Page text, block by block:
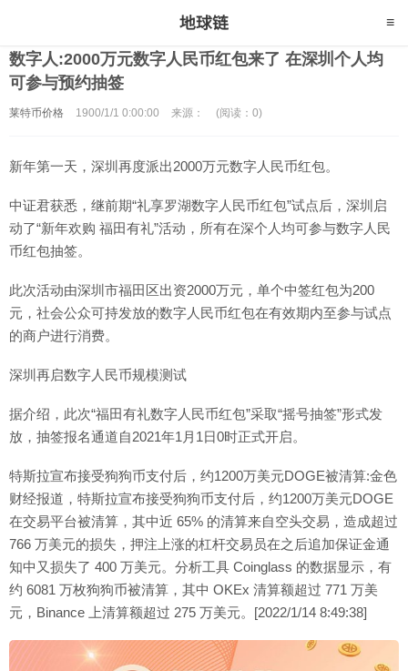
数字人:2000万元数字人民币红包来了 在深圳个人均
可参与预约抽签
莱特币价格 1900/1/1 0:00:00 来源： (阅读：0)
新年第一天，深圳再度派出2000万元数字人民币红包。
中证君获悉，继前期“礼享罗湖数字人民币红包”试点后，深圳启
动了“新年欢购 福田有礼”活动，所有在深个人均可参与数字人民
币红包抽签。
此次活动由深圳市福田区出资2000万元，单个中签红包为200
元，社会公众可持发放的数字人民币红包在有效期内至参与试点
的商户进行消费。
深圳再启数字人民币规模测试
据介绍，此次“福田有礼数字人民币红包”采取“摇号抽签”形式发
放，抽签报名通道自2021年1月1日0时正式开启。
特斯拉宣布接受狗狗币支付后，约1200万美元DOGE被清算:金色
财经报道，特斯拉宣布接受狗狗币支付后，约1200万美元DOGE
在交易平台被清算，其中近 65% 的清算来自空头交易，造成超过
766 万美元的损失，押注上涨的杠杆交易员在之后追加保证金通
知中又损失了 400 万美元。分析工具 Coinglass 的数据显示，有
约 6081 万枚狗狗币被清算，其中 OKEx 清算额超过 771 万美
元，Binance 上清算额超过 275 万美元。[2022/1/14 8:49:38]